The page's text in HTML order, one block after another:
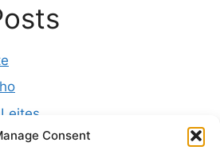
Consent
o Jejum